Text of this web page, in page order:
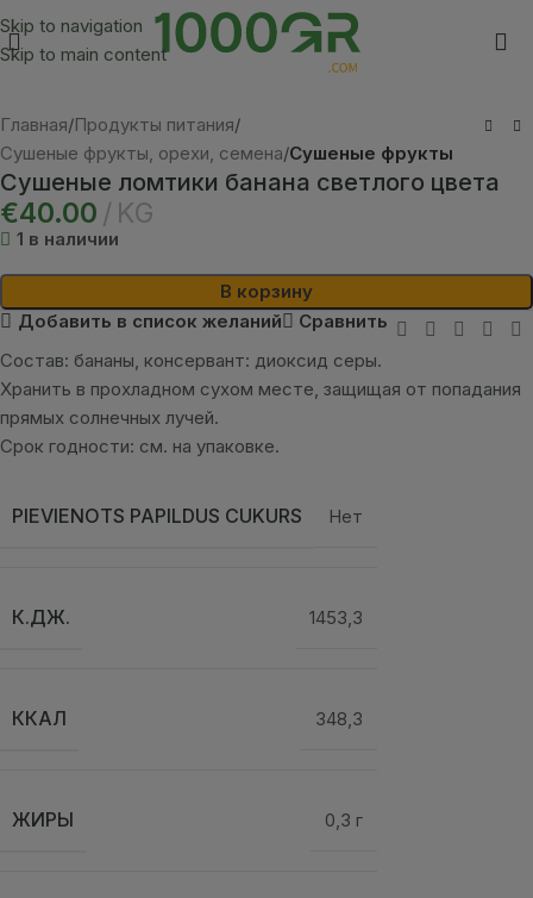
Skip to navigation
Skip to main content
Главная Продукты питания
Сушеные фрукты, орехи, семена Сушеные фрукты
Сушеные ломтики банана светлого цвета
€40.00 KG
1 в наличии
В корзину
Добавить в список желаний
Сравнить
Состав: бананы, консервант: диоксид серы.
Хранить в прохладном сухом месте, защищая от попадания
прямых солнечных лучей.
Срок годности: см. на упаковке.
PIEVIENOTS PAPILDUS CUKURS Нет
К.ДЖ. 1453,3
ККАЛ 348,3
ЖИРЫ 0,3 г